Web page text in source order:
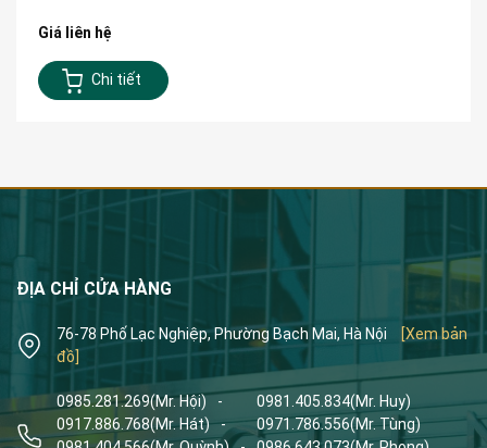
Giá liên hệ
Chi tiết
ĐỊA CHỈ CỬA HÀNG
76-78 Phố Lạc Nghiệp, Phường Bạch Mai, Hà Nội
[Xem bản
đồ]
0985.281.269(Mr. Hội) - 0981.405.834(Mr. Huy)
0917.886.768(Mr. Hát) - 0971.786.556(Mr. Tùng)